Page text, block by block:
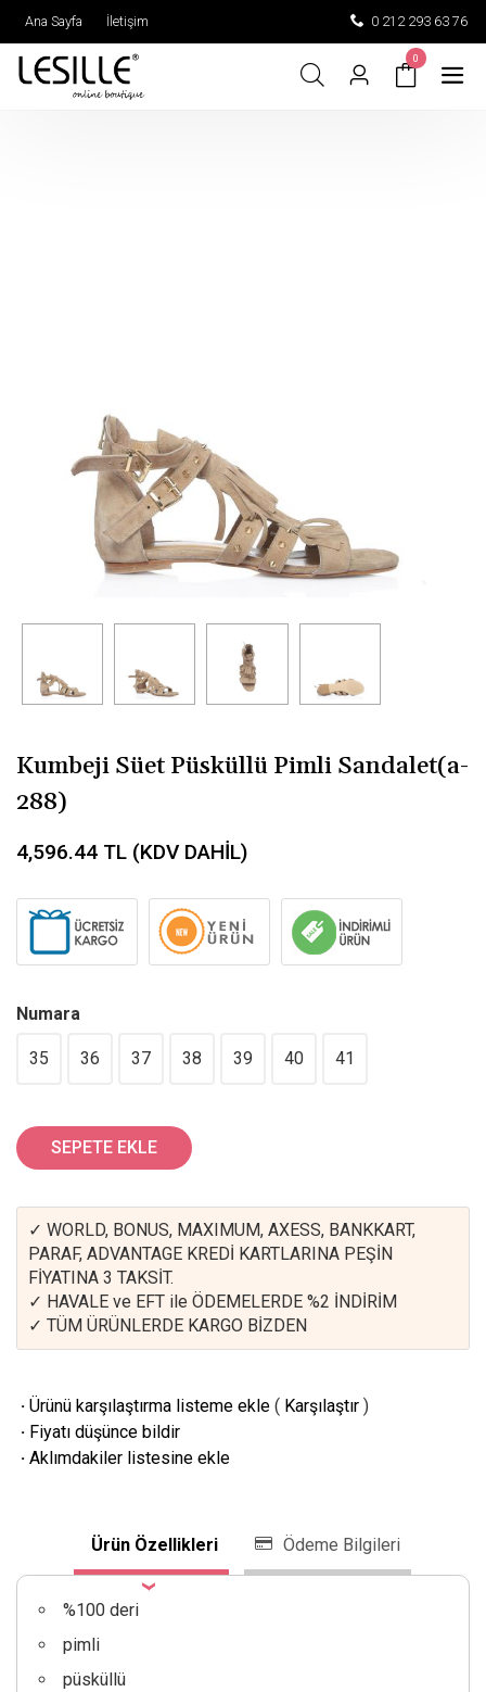
Ana Sayfa İletişim 0 212 293 63 76
0
Kumbeji Süet Püsküllü Pimli Sandalet(a-
288)
4,596.44TL (KDV DAHİL)
Numara
35 36 37 38 39 40 41
SEPETE EKLE
✓ WORLD, BONUS, MAXIMUM, AXESS, BANKKART,
PARAF, ADVANTAGE KREDİ KARTLARINA PEŞİN
FİYATINA 3 TAKSİT.
✓ HAVALE ve EFT ile ÖDEMELERDE %2 İNDİRİM
✓ TÜM ÜRÜNLERDE KARGO BİZDEN
· Ürünü karşılaştırma listeme ekle( Karşılaştır)
· Fiyatı düşünce bildir
· Aklımdakiler listesine ekle
Ürün Özellikleri Ödeme Bilgileri
%100 deri
pimli
püsküllü